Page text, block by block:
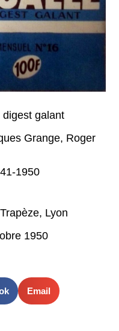
digest galant
Grange, Roger
1950
Lyon
1950
Email